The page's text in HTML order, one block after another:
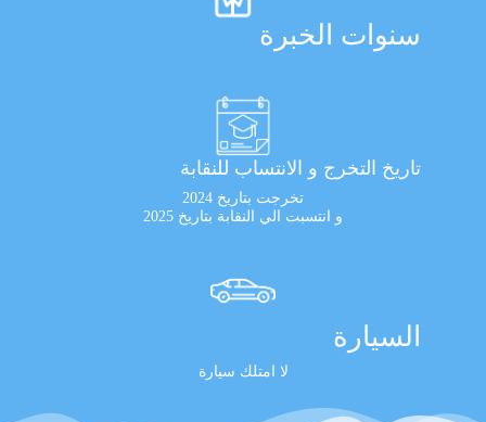
سنوات الخبرة
تاريخ التخرج و الانتساب للنقابة
تخرجت بتاريخ 2024
و انتسبت الي النقابة بتاريخ 2025
السيارة
لا امتلك سيارة